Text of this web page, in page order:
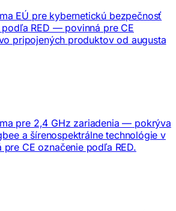
EÚ pre kybernetickú bezpečnosť
RED — povinná pre CE
pripojených produktov od augusta
pre 2,4 GHz zariadenia — pokrýva
a šírenospektrálne technológie v
pre CE označenie podľa RED.